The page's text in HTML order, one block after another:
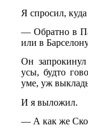
Я спросил,
— Обратно в
или в
Он
усы, будто
уме, уж
И я выложил.
— А как же